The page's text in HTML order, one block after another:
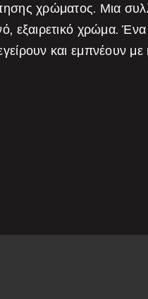
χρώματος. Μια
εξαιρετικό χρώμα.
και εμπνέουν